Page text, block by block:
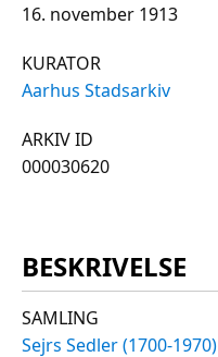
16. november 1913
KURATOR
Aarhus Stadsarkiv
ARKIV ID
000030620
BESKRIVELSE
SAMLING
Sejrs Sedler (1700-1970)